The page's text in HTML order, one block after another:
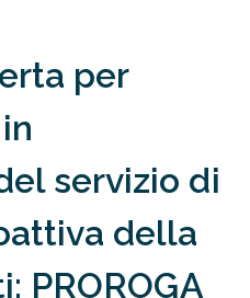
per
servizio di
della
PROROGA